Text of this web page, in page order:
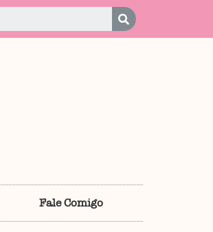
Fale Comigo